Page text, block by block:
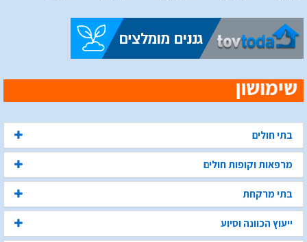
בתי חולים
מרפאות וקופות חולים
בתי מרקחת
ייעוץ הכוונה וסיוע